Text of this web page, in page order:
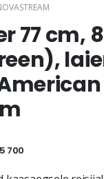
77 cm,
700